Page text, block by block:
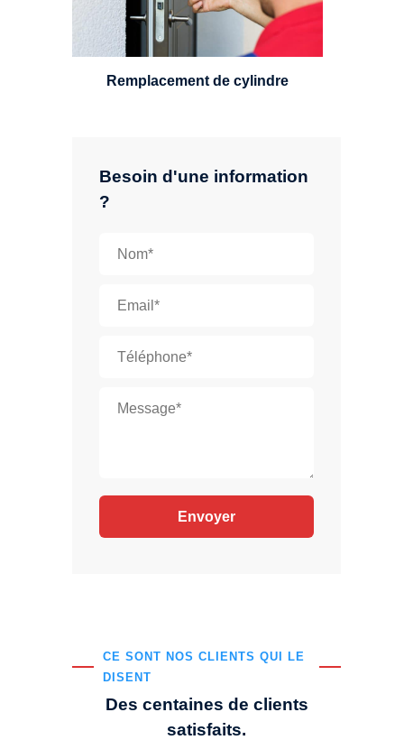
Besoin d'une information
?
CE SONT NOS CLIENTS QUI LE
DISENT
Des centaines de clients
satisfaits.
leviers, Mul-T-Lock ou encore
multipoints.
Remplacement de cylindre